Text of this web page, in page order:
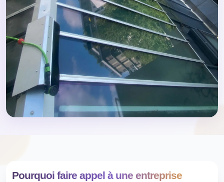
Pourquoi faire appel à une entreprise